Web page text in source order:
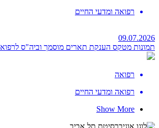
רפואה ומדעי החיים
09.07.2026
תמונות מטקס הענקת תארים מוסמך וביה"ס
רפואה
רפואה ומדעי החיים
Show More